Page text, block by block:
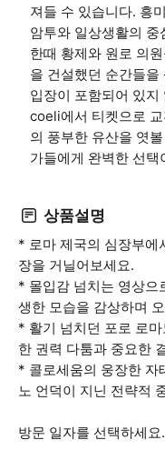
져들 수 있습니다. 흥
암투와 일상생활의
한때 황제와 원로 의
을 건설했던 순간들
입장이 포함되어 있
coeli에서 티켓으로
의 풍부한 유산을 엿
가들에게 완벽한 선택
상품설명
* 로마 제국의 심장부에
장을 거닐어보세요.
* 몰입감 넘치는 영상으
생한 모습을 감상하며
* 활기 넘치던 포로 로
한 권력 다툼과 중요한
* 콜로세움의 웅장한 자
노 언덕이 지닌 전략적
방문 일자를 선택하세요.